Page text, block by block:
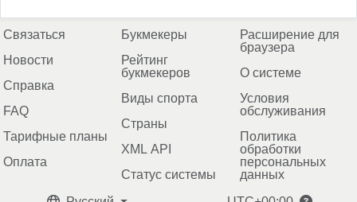
Связаться
Новости
Справка
FAQ
Тарифные планы
Оплата
Букмекеры
Рейтинг
букмекеров
Виды спорта
Страны
XML API
Статус системы
Расширение для
браузера
О системе
Условия
обслуживания
Политика
обработки
персональных
данных